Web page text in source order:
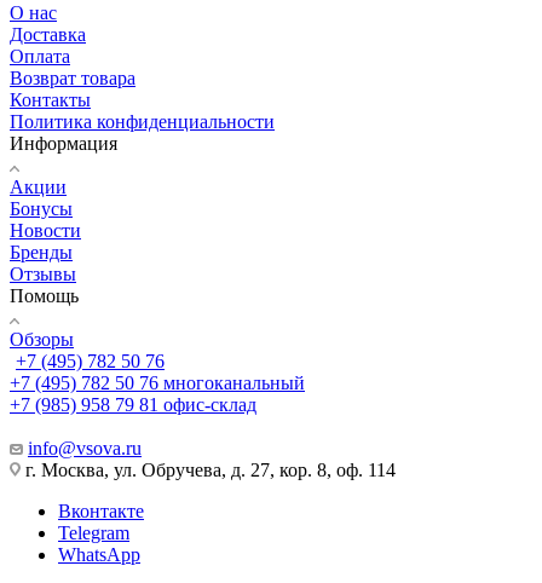
О нас
Доставка
Оплата
Возврат товара
Контакты
Политика конфиденциальности
Информация
Акции
Бонусы
Новости
Бренды
Отзывы
Помощь
Обзоры
+7 (495) 782 50 76
+7 (495) 782 50 76 многоканальный
+7 (985) 958 79 81 офис-склад
info@vsova.ru
г. Москва, ул. Обручева, д. 27, кор. 8, оф. 114
Вконтакте
Telegram
WhatsApp